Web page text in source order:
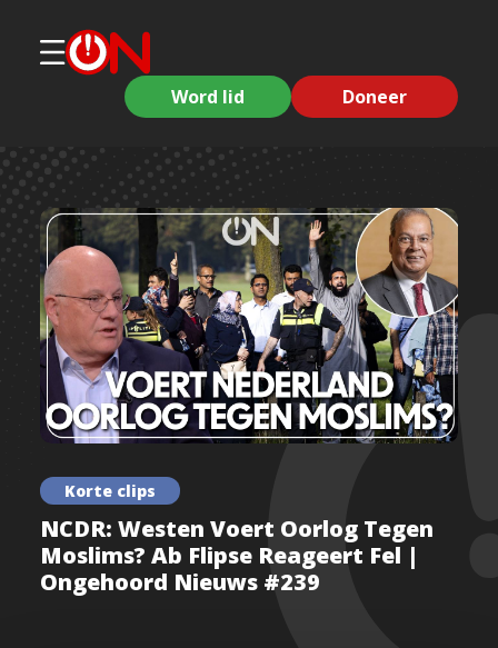
Word lid Doneer
Korte clips
NCDR: Westen Voert Oorlog Tegen
Moslims? Ab Flipse Reageert Fel |
Ongehoord Nieuws #239